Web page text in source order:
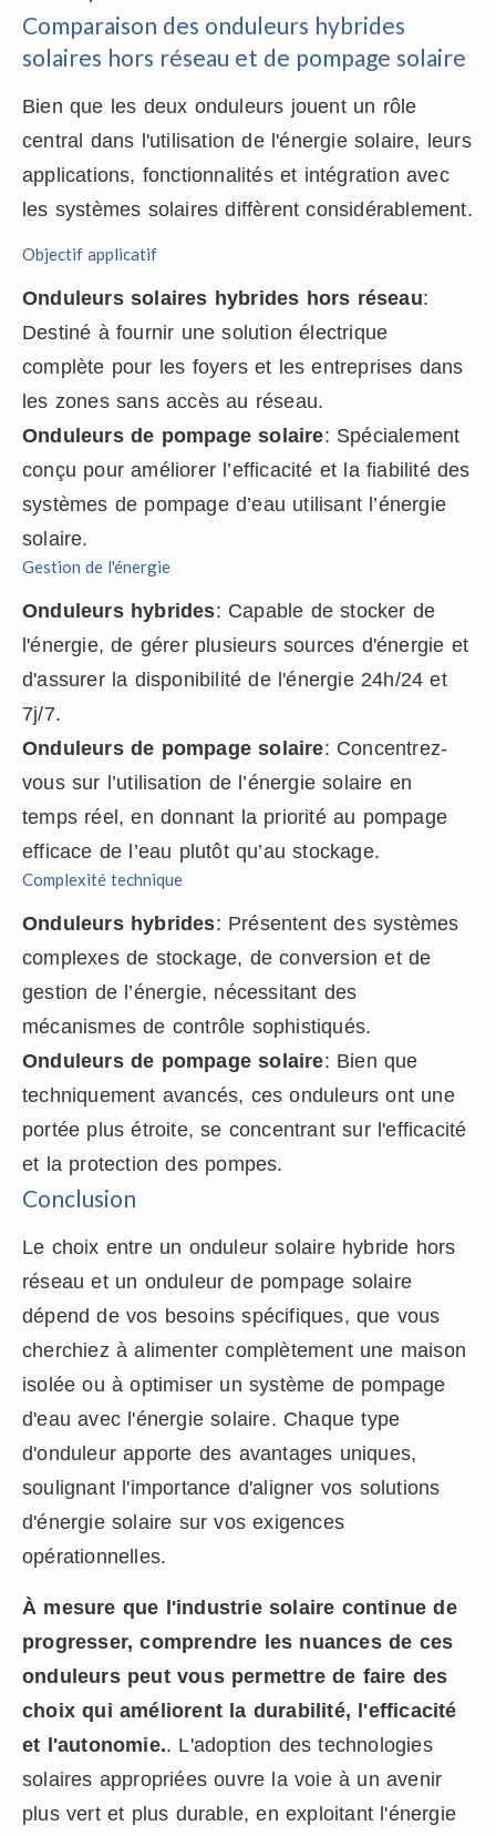
Comparaison des onduleurs hybrides
solaires hors réseau et de pompage solaire
Bien que les deux onduleurs jouent un rôle
central dans l'utilisation de l'énergie solaire, leurs
applications, fonctionnalités et intégration avec
les systèmes solaires diffèrent considérablement.
Objectif applicatif
Onduleurs solaires hybrides hors réseau:
Destiné à fournir une solution électrique
complète pour les foyers et les entreprises dans
les zones sans accès au réseau.
Onduleurs de pompage solaire: Spécialement
conçu pour améliorer l’efficacité et la fiabilité des
systèmes de pompage d’eau utilisant l’énergie
solaire.
Gestion de l'énergie
Onduleurs hybrides: Capable de stocker de
l'énergie, de gérer plusieurs sources d'énergie et
d'assurer la disponibilité de l'énergie 24h/24 et
7j/7.
Onduleurs de pompage solaire: Concentrez-
vous sur l’utilisation de l’énergie solaire en
temps réel, en donnant la priorité au pompage
efficace de l’eau plutôt qu’au stockage.
Complexité technique
Onduleurs hybrides: Présentent des systèmes
complexes de stockage, de conversion et de
gestion de l’énergie, nécessitant des
mécanismes de contrôle sophistiqués.
Onduleurs de pompage solaire: Bien que
techniquement avancés, ces onduleurs ont une
portée plus étroite, se concentrant sur l'efficacité
et la protection des pompes.
Conclusion
Le choix entre un onduleur solaire hybride hors
réseau et un onduleur de pompage solaire
dépend de vos besoins spécifiques, que vous
cherchiez à alimenter complètement une maison
isolée ou à optimiser un système de pompage
d'eau avec l'énergie solaire. Chaque type
d'onduleur apporte des avantages uniques,
soulignant l'importance d'aligner vos solutions
d'énergie solaire sur vos exigences
opérationnelles.
À mesure que l'industrie solaire continue de
progresser, comprendre les nuances de ces
onduleurs peut vous permettre de faire des
choix qui améliorent la durabilité, l'efficacité
et l'autonomie.. L'adoption des technologies
solaires appropriées ouvre la voie à un avenir
plus vert et plus durable, en exploitant l'énergie